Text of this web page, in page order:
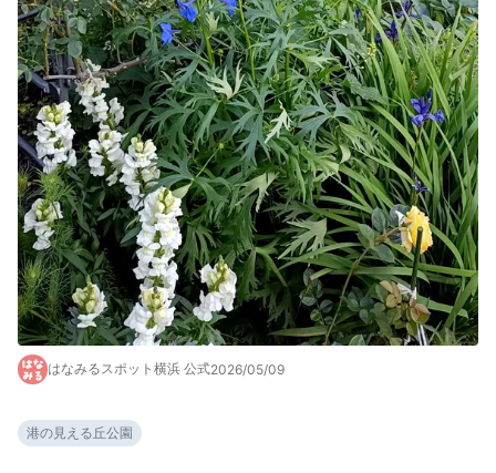
はなみるスポット横浜 公式2026/05/09
港の見える丘公園